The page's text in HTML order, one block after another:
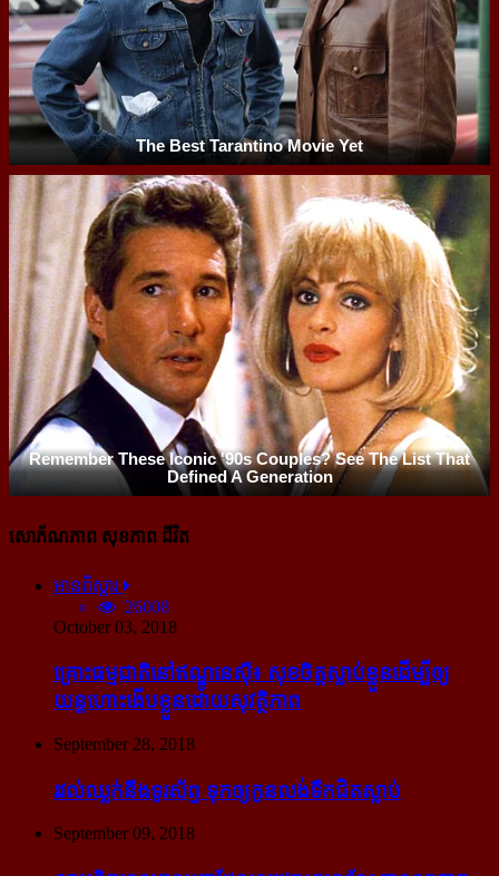
សោភ័ណភាព សុខភាព ជីវិត
អានពិស្ដារ
26008
October 03, 2018
គ្រោះធម្មជាតិនៅឥណ្ឌូនេស៊ី៖ សុខចិត្ត​ស្លាប់​ខ្លួន​ដើម្បី​ឲ្យ​
យន្ដហោះ​ងើប​ខ្លួន​ដោយ​សុវត្ថិភាព
September 28, 2018
រវល់​ឈ្លក់​នឹង​ទូរស័ព្ទ ទុក​ឲ្យ​កូន​លង់​ទឹក​ជិត​ស្លាប់
September 09, 2018